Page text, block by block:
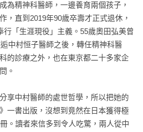
為精神科醫師，一邊養育兩個孩子，
，直到2019年90歲卒壽才正式退休，
行「生涯現役」主義。55歲奧田弘美曾
中村恒子醫師之後，轉任精神科醫
的診療之外，也在東京都二十多家企
。
享中村醫師的處世哲學，所以把她的
一書出版，沒想到竟然在日本獲得極
。讀者來信多到令人吃驚，兩人從中